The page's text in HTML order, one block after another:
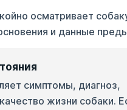
осматривает
и данные
симптомы, диагноз,
жизни собаки.